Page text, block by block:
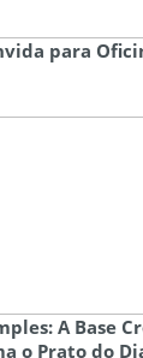
para
A Base
o Prato do